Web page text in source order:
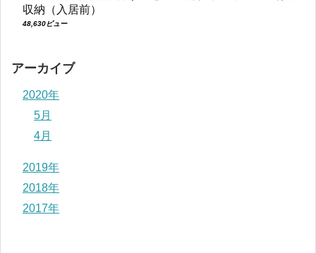
収納（入居前）
48,630ビュー
アーカイブ
2020年
5月
4月
2019年
2018年
2017年